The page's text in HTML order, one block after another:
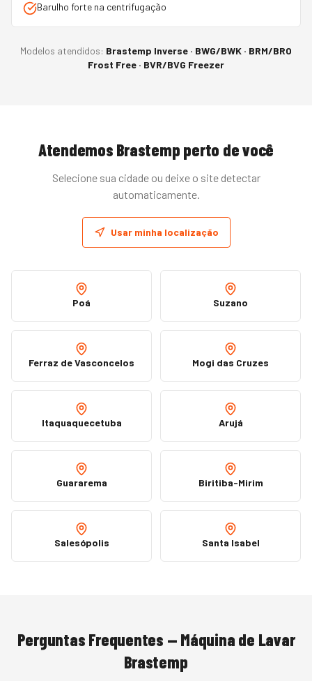
Barulho forte na centrifugação
Modelos atendidos: Brastemp Inverse · BWG/BWK · BRM/BRO
Frost Free · BVR/BVG Freezer
Atendemos Brastemp perto de você
Selecione sua cidade ou deixe o site detectar
automaticamente.
Usar minha localização
Poá Suzano
Ferraz de Vasconcelos Mogi das Cruzes
Itaquaquecetuba Arujá
Guararema Biritiba-Mirim
Salesópolis Santa Isabel
Perguntas Frequentes — Máquina de Lavar
Brastemp